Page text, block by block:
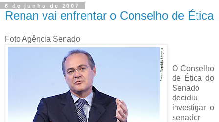
6 de junho de 2007
Renan vai enfrentar o Conselho de Ética
Foto Agência Senado
O Conselho
de Ética do
Senado
decidiu
investigar o
senador